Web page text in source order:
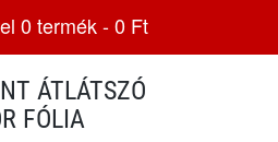
0termék -0 Ft
ÁTLÁTSZÓ
FÓLIA